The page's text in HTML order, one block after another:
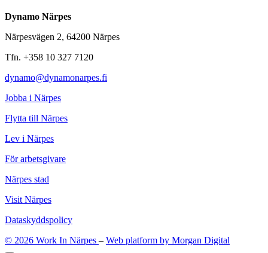
Dynamo Närpes
Närpesvägen 2, 64200 Närpes
Tfn. +358 10 327 7120
dynamo@dynamonarpes.fi
Jobba i Närpes
Flytta till Närpes
Lev i Närpes
För arbetsgivare
Närpes stad
Visit Närpes
Dataskyddspolicy
© 2026 Work In Närpes – Web platform by Morgan Digital